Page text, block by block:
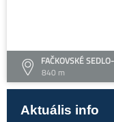
FAČKOVSKÉ
840 m
Aktuális info